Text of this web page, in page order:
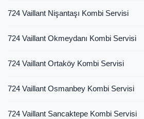
724 Vaillant Nişantaşı Kombi Servisi
724 Vaillant Okmeydanı Kombi Servisi
724 Vaillant Ortaköy Kombi Servisi
724 Vaillant Osmanbey Kombi Servisi
724 Vaillant Sancaktepe Kombi Servisi